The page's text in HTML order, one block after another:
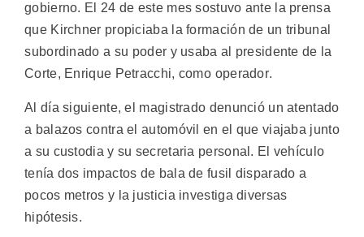
gobierno. El 24 de este mes sostuvo ante la prensa
que Kirchner propiciaba la formación de un tribunal
subordinado a su poder y usaba al presidente de la
Corte, Enrique Petracchi, como operador.
Al día siguiente, el magistrado denunció un atentado
a balazos contra el automóvil en el que viajaba junto
a su custodia y su secretaria personal. El vehículo
tenía dos impactos de bala de fusil disparado a
pocos metros y la justicia investiga diversas
hipótesis.